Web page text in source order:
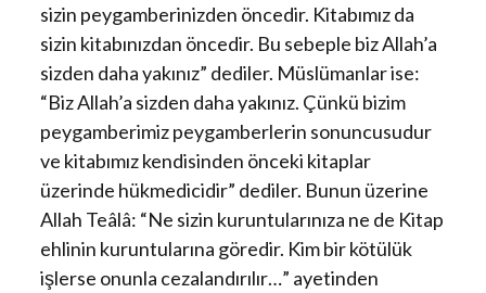
sizin peygamberinizden öncedir. Kitabımız da
sizin kitabınızdan öncedir. Bu sebeple biz Allah’a
sizden daha yakınız” dediler. Müslümanlar ise:
“Biz Allah’a sizden daha yakınız. Çünkü bizim
peygamberimiz peygamberlerin sonuncusudur
ve kitabımız kendisinden önceki kitaplar
üzerinde hükmedicidir” dediler. Bunun üzerine
Allah Teâlâ: “Ne sizin kuruntularınıza ne de Kitap
ehlinin kuruntularına göredir. Kim bir kötülük
işlerse onunla cezalandırılır…” ayetinden